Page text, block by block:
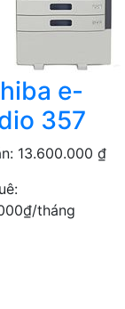
e-
357
13.600.000 ₫
₫/tháng